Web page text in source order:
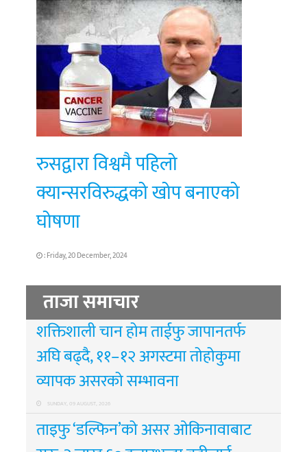
रुसद्वारा विश्वमै पहिलो
क्यान्सरविरुद्धको खोप बनाएको
घोषणा
: Friday, 20 December, 2024
ताजा समाचार
शक्तिशाली चान होम ताईफु जापानतर्फ
अघि बढ्दै, ११–१२ अगस्टमा तोहोकुमा
व्यापक असरको सम्भावना
SUNDAY, 09 AUGUST, 2026
ताइफु ‘डल्फिन’को असर ओकिनावाबाट